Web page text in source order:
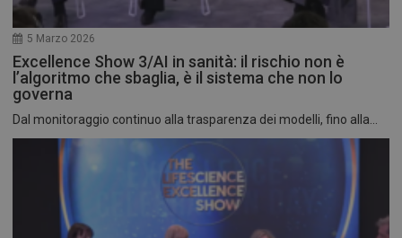
5 Marzo 2026
Excellence Show 3/AI in sanità: il rischio non è
l’algoritmo che sbaglia, è il sistema che non lo
governa
Dal monitoraggio continuo alla trasparenza dei modelli, fino alla...